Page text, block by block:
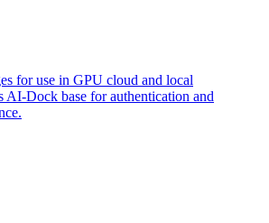
for use in GPU cloud and local
AI-Dock base for authentication and